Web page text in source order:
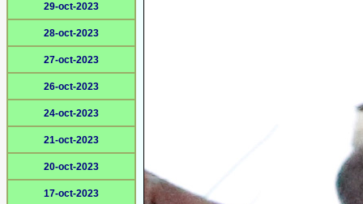
29-oct-2023
28-oct-2023
27-oct-2023
26-oct-2023
24-oct-2023
21-oct-2023
20-oct-2023
17-oct-2023